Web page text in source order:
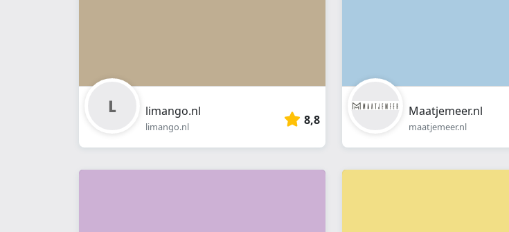
limango.nl
limango.nl 8,8
Maatjemeer.nl
maatjemeer.nl